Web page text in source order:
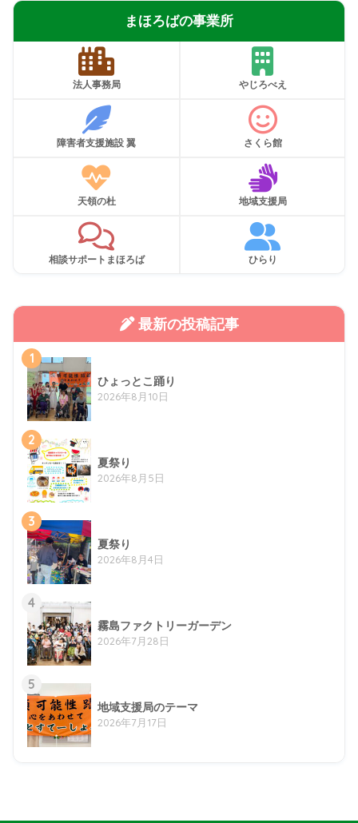
まほろばの事業所
法人事務局 やじろべえ
障害者支援施設 翼 さくら館
天領の杜 地域支援局
相談サポートまほろば ひらり
最新の投稿記事
1
ひょっとこ踊り
2026年8月10日
2
夏祭り
2026年8月5日
3
夏祭り
2026年8月4日
4
霧島ファクトリーガーデン
2026年7月28日
5
地域支援局のテーマ
2026年7月17日